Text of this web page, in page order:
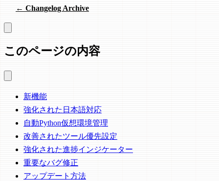
← Changelog Archive
このページの内容
新機能
強化された日本語対応
自動Python仮想環境管理
改善されたツール優先設定
強化された進捗インジケーター
重要なバグ修正
アップデート方法